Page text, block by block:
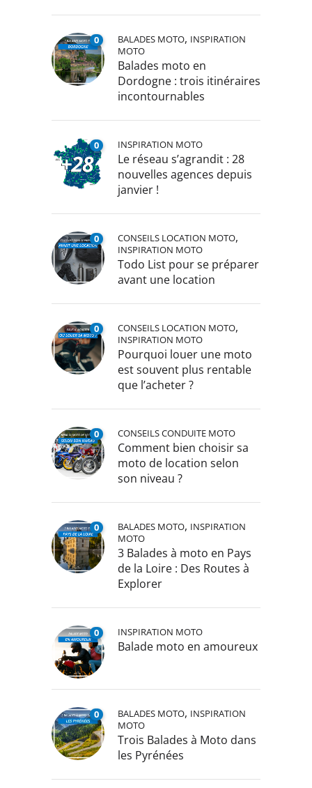
0 BALADES MOTO, INSPIRATION
MOTO
Balades moto en
Dordogne : trois itinéraires
incontournables
0 INSPIRATION MOTO
Le réseau s’agrandit : 28
nouvelles agences depuis
janvier !
0 CONSEILS LOCATION MOTO,
INSPIRATION MOTO
Todo List pour se préparer
avant une location
0 CONSEILS LOCATION MOTO,
INSPIRATION MOTO
Pourquoi louer une moto
est souvent plus rentable
que l’acheter ?
0 CONSEILS CONDUITE MOTO
Comment bien choisir sa
moto de location selon
son niveau ?
0 BALADES MOTO, INSPIRATION
MOTO
3 Balades à moto en Pays
de la Loire : Des Routes à
Explorer
0 INSPIRATION MOTO
Balade moto en amoureux
0 BALADES MOTO, INSPIRATION
MOTO
Trois Balades à Moto dans
les Pyrénées